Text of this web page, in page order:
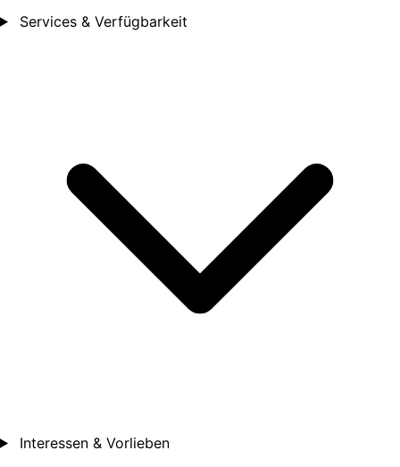
Services & Verfügbarkeit
Interessen & Vorlieben